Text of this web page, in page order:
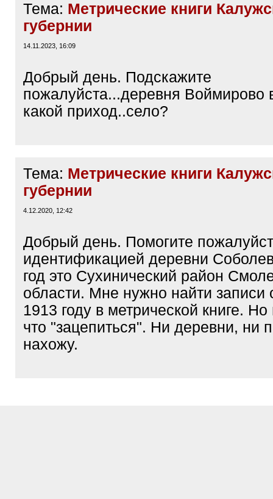
Тема: Метрические книги
губернии
14.11.2023, 16:09
Добрый день. Подскажите
пожалуйста...деревня Воймирово
какой приход..село?
Тема: Метрические книги
губернии
4.12.2020, 12:42
Добрый день. Помогите
идентификацией деревни
год это Сухинический район
области. Мне нужно найти записи
1913 году в метрической книге.
что "зацепиться". Ни деревни, ни
нахожу.